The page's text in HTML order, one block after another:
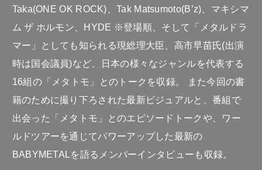
Taka(ONE OK ROCK)、Tak Matsumoto(B’z)、マキシマ
ム ザ ホルモン、HYDE ※登場順、そして「メタルドラ
マー」としても知られる現総理大臣、高市早苗氏(出演
時は国会議員)など、日本の様々なジャンルを代表する
16組の「メタトモ」とのトークを収録。 また今回の書
籍のために撮り下ろされた最新ビジュアルと、番組で
出会った「メタトモ」とのエピソードトークや、ワー
ルドツアーを通じてパワーアップした最新の
BABYMETALを語るメンバーインタビューも収録。